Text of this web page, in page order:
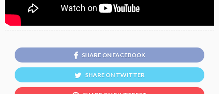
SHARE ON FACEBOOK
SHARE ON TWITTER